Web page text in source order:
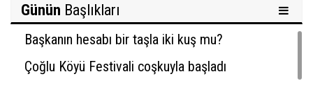
Günün Başlıkları
Başkanın hesabı bir taşla iki kuş mu?
Çoğlu Köyü Festivali coşkuyla başladı